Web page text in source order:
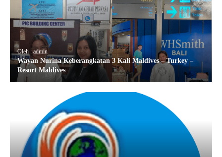
Oleh : admin
Wayan Nurina Keberangkatan 3 Kali Maldives – Turkey –
Resort Maldives